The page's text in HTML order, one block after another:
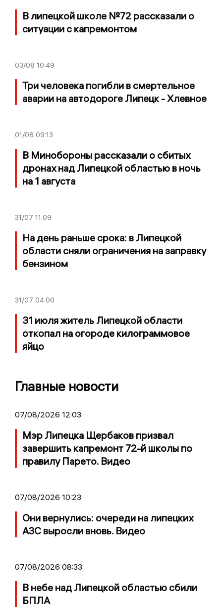
В липецкой школе №72 рассказали о
ситуации с капремонтом
03/08 10:49
Три человека погибли в смертельное
аварии на автодороге Липецк - Хлевное
01/08 09:13
В Минобороны рассказали о сбитых
дронах над Липецкой областью в ночь
на 1 августа
31/07 11:09
На день раньше срока: в Липецкой
области сняли ограничения на заправку
бензином
31/07 04:00
31 июля житель Липецкой области
откопал на огороде килограммовое
яйцо
Главные новости
07/08/2026 12:03
Мэр Липецка Щербаков призвал
завершить капремонт 72-й школы по
правилу Парето. Видео
07/08/2026 10:23
Они вернулись: очереди на липецких
АЗС выросли вновь. Видео
07/08/2026 08:33
В небе над Липецкой областью сбили
БПЛА